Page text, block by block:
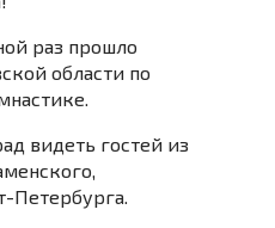
раз прошло
области по
видеть гостей из
Петербурга.